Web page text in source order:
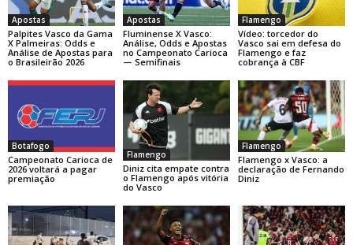
Apostas
Palpites Vasco da Gama
X Palmeiras: Odds e
Análise de Apostas para
o Brasileirão 2026
Apostas
Fluminense X Vasco:
Análise, Odds e Apostas
no Campeonato Carioca
— Semifinais
Flamengo
Vídeo: torcedor do
Vasco sai em defesa do
Flamengo e faz
cobrança à CBF
Botafogo
Campeonato Carioca de
2026 voltará a pagar
premiação
Flamengo
Diniz cita empate contra
o Flamengo após vitória
do Vasco
Flamengo
Flamengo x Vasco: a
declaração de Fernando
Diniz